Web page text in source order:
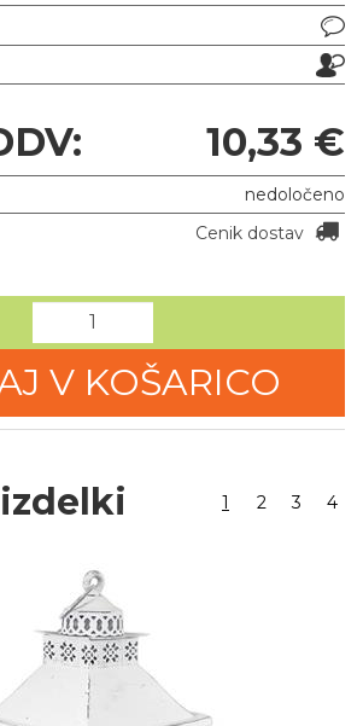
10,33 €
nedoločeno
Cenik dostav
V KOŠARICO
1 2 3 4